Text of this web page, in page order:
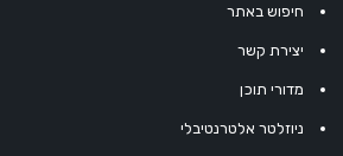
חיפוש באתר
יצירת קשר
מדורי תוכן
ניוזלטר אלטרנטיבלי